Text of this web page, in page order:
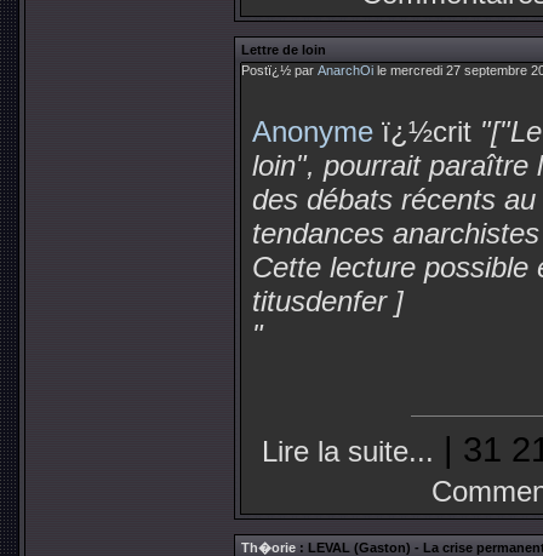
Lettre de loin
Postï¿½ par AnarchOi le mercredi 27 septembre
Anonyme ï¿½crit
loin", pourrait paraître
des débats récents
tendances
Cette lecture possible
titusdenfer ]
"
Lire la suite... | 31
Th�orie : LEVAL (Gaston) - La crise